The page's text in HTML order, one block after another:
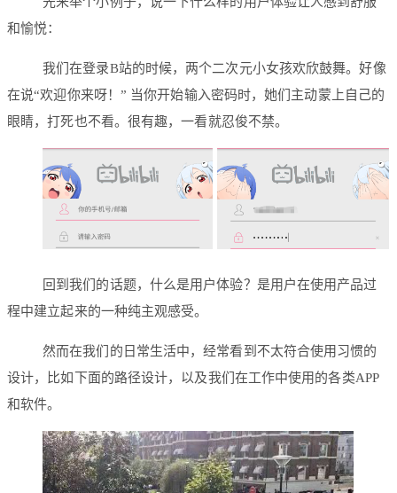
和愉悦：
我们在登录B站的时候，两个二次元小女孩欢欣鼓舞。好像
在说“欢迎你来呀！” 当你开始输入密码时，她们主动蒙上自己的
眼睛，打死也不看。很有趣，一看就忍俊不禁。
回到我们的话题，什么是用户体验？是用户在使用产品过
程中建立起来的一种纯主观感受。
然而在我们的日常生活中，经常看到不太符合使用习惯的
设计，比如下面的路径设计，以及我们在工作中使用的各类APP
和软件。